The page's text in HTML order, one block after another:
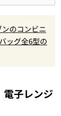
ンのコンビニ
ッグ全6型の
子レンジ